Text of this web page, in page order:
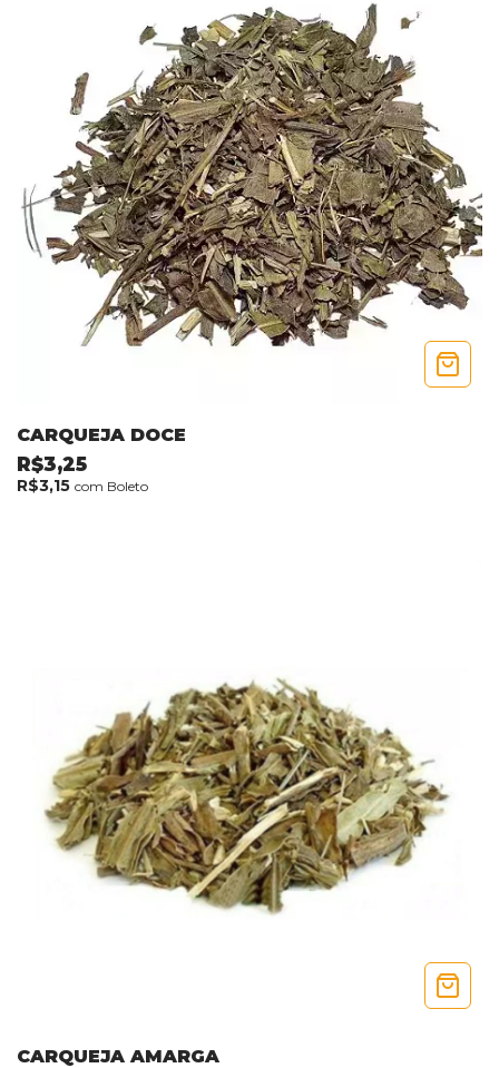
CARQUEJA DOCE
R$3,25
R$3,15 com Boleto
CARQUEJA AMARGA